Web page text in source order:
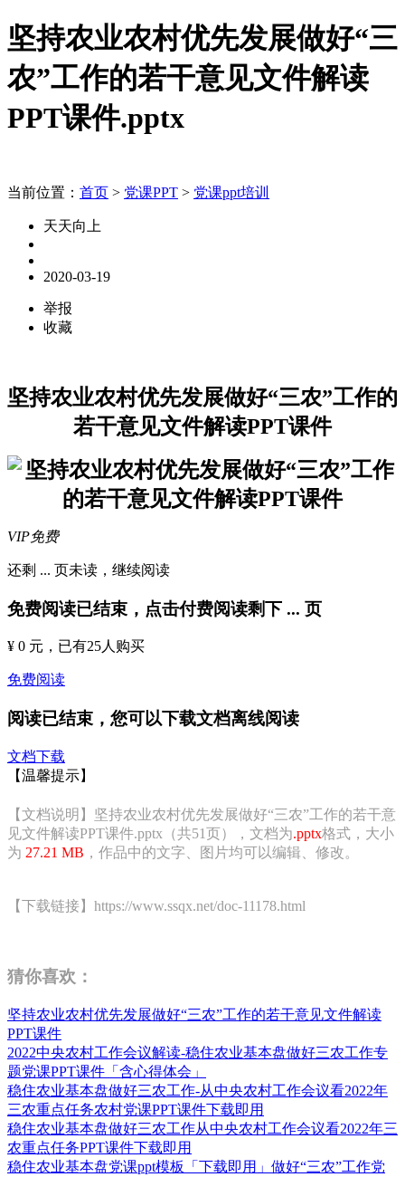
坚持农业农村优先发展做好“三
农”工作的若干意见文件解读
PPT课件.pptx
当前位置： 首页 > 党课PPT > 党课ppt培训
天天向上
2020-03-19
举报
收藏
坚持农业农村优先发展做好“三农”工作的
若干意见文件解读PPT课件
VIP免费
还剩 ... 页未读， 继续阅读
免费阅读已结束，点击付费阅读剩下 ... 页
¥ 0 元 ，已有25人购买
免费阅读
阅读已结束，您可以下载文档离线阅读
文档下载
【温馨提示】
【文档说明】坚持农业农村优先发展做好“三农”工作的若干意
见文件解读PPT课件.pptx（共51页），文档为.pptx格式，大小
为 27.21 MB ，作品中的文字、图片均可以编辑、修改。
【下载链接】https://www.ssqx.net/doc-11178.html
猜你喜欢：
坚持农业农村优先发展做好“三农”工作的若干意见文件解读
PPT课件
2022中央农村工作会议解读-稳住农业基本盘做好三农工作专
题党课PPT课件「含心得体会」
稳住农业基本盘做好三农工作-从中央农村工作会议看2022年
三农重点任务农村党课PPT课件下载即用
稳住农业基本盘做好三农工作从中央农村工作会议看2022年三
农重点任务PPT课件下载即用
稳住农业基本盘党课ppt模板「下载即用」做好“三农”工作党